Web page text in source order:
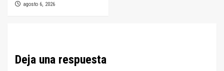
agosto 6, 2026
Deja una respuesta